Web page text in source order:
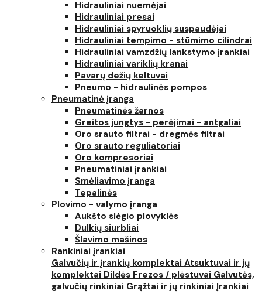
Hidrauliniai nuemėjai
Hidrauliniai presai
Hidrauliniai spyruoklių suspaudėjai
Hidrauliniai tempimo - stūmimo cilindrai
Hidrauliniai vamzdžių lankstymo įrankiai
Hidrauliniai variklių kranai
Pavarų dežių keltuvai
Pneumo - hidraulinės pompos
Pneumatinė įranga
Pneumatinės žarnos
Greitos jungtys - perėjimai - antgaliai
Oro srauto filtrai - dregmės filtrai
Oro srauto reguliatoriai
Oro kompresoriai
Pneumatiniai įrankiai
Smėliavimo įranga
Tepalinės
Plovimo - valymo įranga
Aukšto slėgio plovyklės
Dulkių siurbliai
Šlavimo mašinos
Rankiniai įrankiai
Galvučių ir įrankių komplektai Atsuktuvai ir jų
komplektai Dildės Frezos / plėstuvai Galvutės,
galvučių rinkiniai Grąžtai ir jų rinkiniai Įrankiai